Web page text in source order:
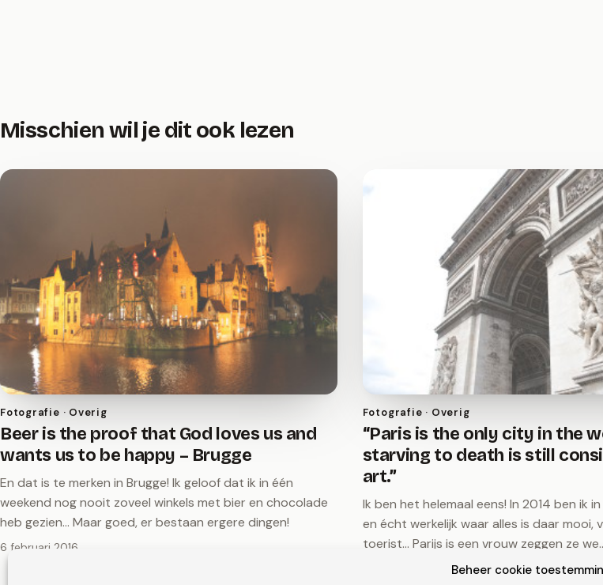
Beheer cookie
Misschien wil je dit ook lezen
Fotografie · Overig
Beer is the proof that God loves us and
wants us to be happy – Brugge
En dat is te merken in Brugge! Ik geloof dat ik in één
weekend nog nooit zoveel winkels met bier en chocolade
heb gezien... Maar goed, er bestaan ergere dingen!
6 februari 2016
Fotografie · Overig
“Paris is the only city in the
starving to death is still
art.”
Ik ben het helemaal eens! In 2014 ben ik
en écht werkelijk waar alles is daar mooi,
toerist... Parijs is een vrouw zeggen ze